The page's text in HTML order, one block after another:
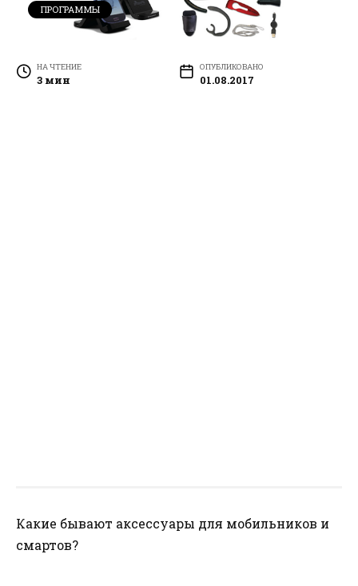
ПРОГРАММЫ
НА ЧТЕНИЕ
3 мин
ОПУБЛИКОВАНО
01.08.2017
Какие бывают аксессуары для мобильников и
смартов?